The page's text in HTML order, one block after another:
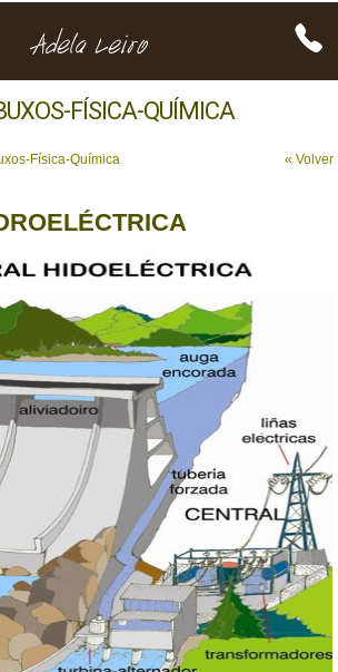
FÍSICA-QUÍMICA
« Volver
Física-Química